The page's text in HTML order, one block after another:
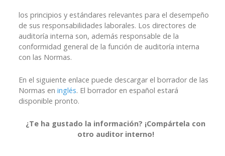
los principios y estándares relevantes para el desempeño
de sus responsabilidades laborales. Los directores de
auditoría interna son, además responsable de la
conformidad general de la función de auditoría interna
con las Normas.
En el siguiente enlace puede descargar el borrador de las
Normas en inglés. El borrador en español estará
disponible pronto.
¿Te ha gustado la información? ¡Compártela con
otro auditor interno!